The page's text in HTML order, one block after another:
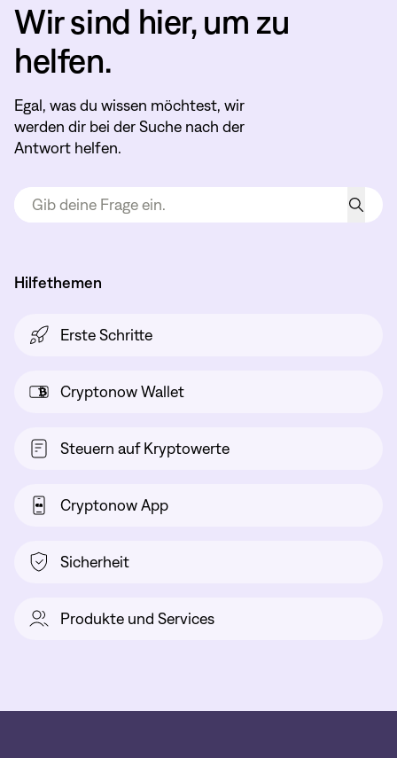
Wir sind hier, um zu
helfen.
Egal, was du wissen möchtest, wir
werden dir bei der Suche nach der
Antwort helfen.
Hilfethemen
Erste Schritte
Cryptonow Wallet
Steuern auf Kryptowerte
Cryptonow App
Sicherheit
Produkte und Services